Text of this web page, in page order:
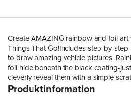
Create AMAZING rainbow and foil
Things That Go!Includes step-by-
to draw amazing vehicle pictures.
foil hide beneath the black coating-
cleverly reveal them with a simple
scratch art rescue and emergency
Produktinformation